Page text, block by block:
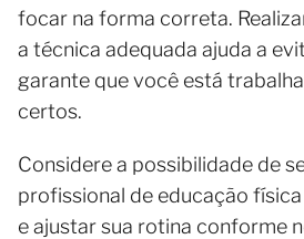
focar na forma correta.
a técnica adequada ajuda a
garante que você está
certos.
Considere a possibilidade de
profissional de educação
e ajustar sua rotina conforme